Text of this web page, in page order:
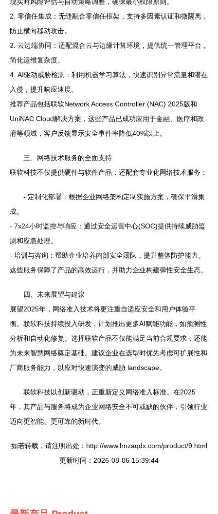
现实时风险评估与自动策略调整，确保最小权限原则。
2. 零信任集成：无缝融合零信任框架，支持多因素认证和微隔离，
防止横向移动攻击。
3. 云边端协同：适配混合云与边缘计算环境，提供统一管理平台，
简化运维复杂度。
4. AI驱动威胁检测：利用机器学习算法，快速识别异常流量和潜在
入侵，提升响应速度。
推荐产品包括联软Network Access Controller (NAC) 2025版和
UniNAC Cloud解决方案，这些产品已成功应用于金融、医疗和政
府等领域，客户反馈显示安全事件率降低40%以上。
三、网络技术服务的全面支持
联软科技不仅提供硬件与软件产品，还配套专业化网络技术服务：
- 定制化部署：根据企业网络架构定制实施方案，确保平滑集
成。
- 7x24小时监控与响应：通过安全运营中心(SOC)提供持续威胁监
测和应急处理。
- 培训与咨询：帮助企业培养内部安全团队，提升整体防护能力。
这些服务保障了产品的高效运行，并助力企业构建弹性安全生态。
四、未来展望与建议
展望2025年，网络准入技术将更注重自适应安全和用户体验平
衡。联软科技持续投入研发，计划推出更多AI赋能功能，如预测性
分析和自动化修复。选择联软产品不仅能满足当前合规要求，还能
为未来智慧网络奠定基础。建议企业在选型时优先考虑可扩展性和
厂商服务能力，以应对快速演变的威胁 landscape。
联软科技以创新驱动，正重新定义网络准入标准。在2025
年，其产品与服务将成为企业网络安全不可或缺的伙伴，引领行业
迈向更智能、更可靠的新时代。
如若转载，请注明出处：http://www.hnzaqdx.com/product/9.html
更新时间：2026-08-06 15:39:44